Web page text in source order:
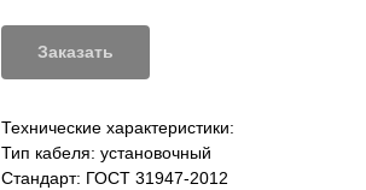
Заказать
Технические характеристики:
Тип кабеля: установочный
Стандарт: ГОСТ 31947-2012